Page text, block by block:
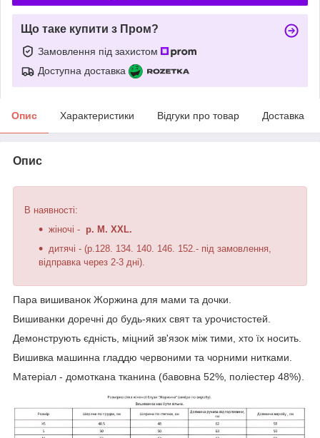
Що таке купити з Пром?
Замовлення під захистом
Доступна доставка
Опис Характеристики Відгуки про товар Доставка
Опис
В наявності:
жіночі - р. M. XXL.
дитячі - (p.128. 134. 140. 146. 152.- під замовлення,
відправка через 2-3 дні).
Пара вишиванок Жоржина для мами та дочки.
Вишиванки доречні до будь-яких свят та урочистостей.
Демонструють єдність, міцний зв'язок між тими, хто їх носить.
Вишивка машинна гладдю червоними та чорними нитками.
Матеріал - домоткана тканина (бавовна 52%, поліестер 48%).